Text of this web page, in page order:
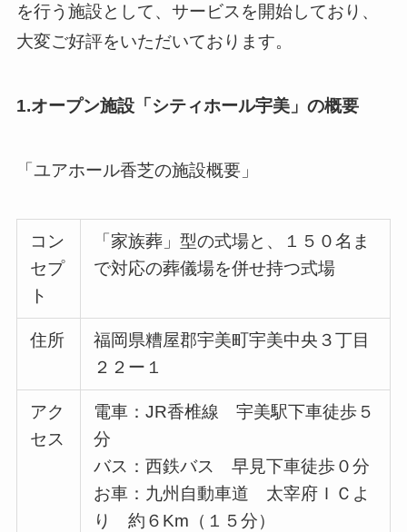
を行う施設として、サービスを開始しており、
大変ご好評をいただいております。
1.オープン施設「シティホール宇美」の概要
「ユアホール香芝の施設概要」
コン
セプ
ト
「家族葬」型の式場と、１５０名ま
で対応の葬儀場を併せ持つ式場
住所
福岡県糟屋郡宇美町宇美中央３丁目
２２ー１
アク
セス
電車：JR香椎線 宇美駅下車徒歩５
分
バス：西鉄バス 早見下車徒歩０分
お車：九州自動車道 太宰府ＩＣよ
り 約６Km（１５分）